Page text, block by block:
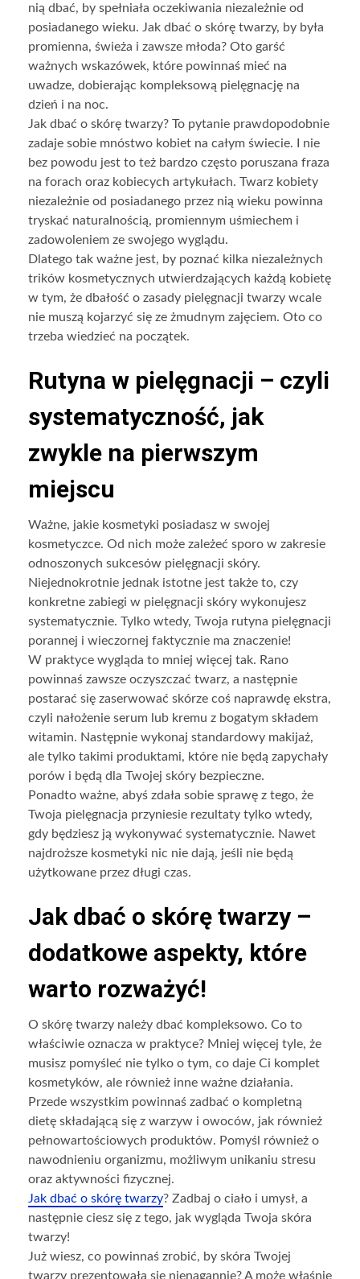
nią dbać, by spełniała oczekiwania niezależnie od
posiadanego wieku. Jak dbać o skórę twarzy, by była
promienna, świeża i zawsze młoda? Oto garść
ważnych wskazówek, które powinnaś mieć na
uwadze, dobierając kompleksową pielęgnację na
dzień i na noc.
Jak dbać o skórę twarzy? To pytanie prawdopodobnie
zadaje sobie mnóstwo kobiet na całym świecie. I nie
bez powodu jest to też bardzo często poruszana fraza
na forach oraz kobiecych artykułach. Twarz kobiety
niezależnie od posiadanego przez nią wieku powinna
tryskać naturalnością, promiennym uśmiechem i
zadowoleniem ze swojego wyglądu.
Dlatego tak ważne jest, by poznać kilka niezależnych
trików kosmetycznych utwierdzających każdą kobietę
w tym, że dbałość o zasady pielęgnacji twarzy wcale
nie muszą kojarzyć się ze żmudnym zajęciem. Oto co
trzeba wiedzieć na początek.
Rutyna w pielęgnacji – czyli
systematyczność, jak
zwykle na pierwszym
miejscu
Ważne, jakie kosmetyki posiadasz w swojej
kosmetyczce. Od nich może zależeć sporo w zakresie
odnoszonych sukcesów pielęgnacji skóry.
Niejednokrotnie jednak istotne jest także to, czy
konkretne zabiegi w pielęgnacji skóry wykonujesz
systematycznie. Tylko wtedy, Twoja rutyna pielęgnacji
porannej i wieczornej faktycznie ma znaczenie!
W praktyce wygląda to mniej więcej tak. Rano
powinnaś zawsze oczyszczać twarz, a następnie
postarać się zaserwować skórze coś naprawdę ekstra,
czyli nałożenie serum lub kremu z bogatym składem
witamin. Następnie wykonaj standardowy makijaż,
ale tylko takimi produktami, które nie będą zapychały
porów i będą dla Twojej skóry bezpieczne.
Ponadto ważne, abyś zdała sobie sprawę z tego, że
Twoja pielęgnacja przyniesie rezultaty tylko wtedy,
gdy będziesz ją wykonywać systematycznie. Nawet
najdroższe kosmetyki nic nie dają, jeśli nie będą
użytkowane przez długi czas.
Jak dbać o skórę twarzy –
dodatkowe aspekty, które
warto rozważyć!
O skórę twarzy należy dbać kompleksowo. Co to
właściwie oznacza w praktyce? Mniej więcej tyle, że
musisz pomyśleć nie tylko o tym, co daje Ci komplet
kosmetyków, ale również inne ważne działania.
Przede wszystkim powinnaś zadbać o kompletną
dietę składającą się z warzyw i owoców, jak również
pełnowartościowych produktów. Pomyśl również o
nawodnieniu organizmu, możliwym unikaniu stresu
oraz aktywności fizycznej.
Jak dbać o skórę twarzy? Zadbaj o ciało i umysł, a
następnie ciesz się z tego, jak wygląda Twoja skóra
twarzy!
Już wiesz, co powinnaś zrobić, by skóra Twojej
twarzy prezentowała się nienagannie? A może właśnie